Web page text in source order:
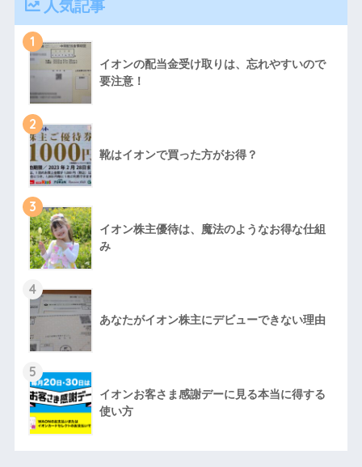
人気記事
1
イオンの配当金受け取りは、忘れやすいので
要注意！
2
靴はイオンで買った方がお得？
3
イオン株主優待は、魔法のようなお得な仕組
み
4
あなたがイオン株主にデビューできない理由
5
イオンお客さま感謝デーに見る本当に得する
使い方